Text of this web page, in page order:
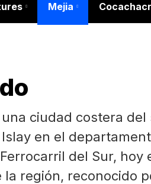
Mejia
ciudad costera
en el
del Sur,
la región, reconocido